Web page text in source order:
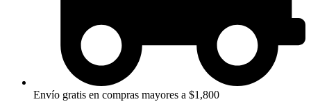
Envío gratis en compras mayores a $1,800